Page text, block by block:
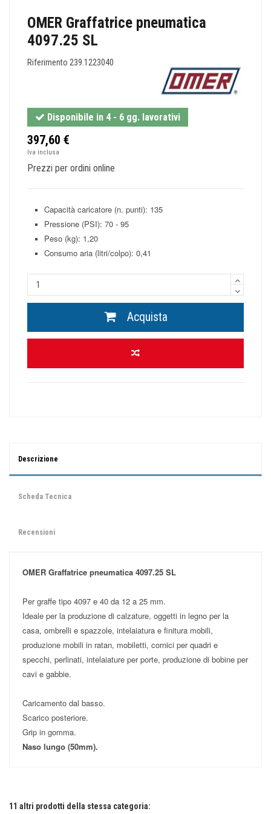
OMER Graffatrice pneumatica
4097.25 SL
Riferimento 239.1223040
Disponibile in 4 - 6 gg. lavorativi
397,60 €
Iva inclusa
Prezzi per ordini online
Capacità caricatore (n. punti): 135
Pressione (PSI): 70 - 95
Peso (kg): 1,20
Consumo aria (litri/colpo): 0,41
Acquista
Descrizione
Scheda Tecnica
Recensioni
OMER Graffatrice pneumatica 4097.25 SL
Per graffe tipo 4097 e 40 da 12 a 25 mm.
Ideale per la produzione di calzature, oggetti in legno per la
casa, ombrelli e spazzole, intelaiatura e finitura mobili,
produzione mobili in ratan, mobiletti, cornici per quadri e
specchi, perlinati, intelaiature per porte, produzione di bobine per
cavi e gabbie.
Caricamento dal basso.
Scarico posteriore.
Grip in gomma.
Naso lungo (50mm).
Consumo aria (litri/colpo): 0,41
11 altri prodotti della stessa categoria: